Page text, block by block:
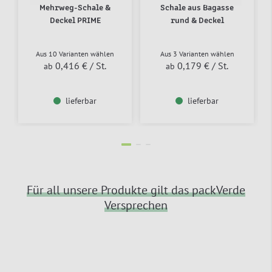
Mehrweg-Schale &
Deckel PRIME
Aus 10 Varianten wählen
ab 0,416 € / St.
lieferbar
Schale aus Bagasse
rund & Deckel
Aus 3 Varianten wählen
ab 0,179 € / St.
lieferbar
Für all unsere Produkte gilt das packVerde
Versprechen